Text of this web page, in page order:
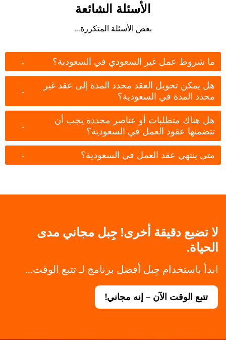
الأسئلة الشائعة
بعض الأسئلة المتكررة...
ما شروط عمل غير السعودي في السعودية؟ ↓
هل يمكن تحويل العقد محدد المدة إلى عقد غير
محدد المدة في السعودية؟
↓
هل هناك متطلبات أو عناصر محددة يجب أن
تتضمنها عقود العمل في السعودية؟
↓
متى ينتهي عقد العمل في السعودية؟ ↓
لا تضيع دقيقة أخرى! جِبل مجاني مدى
الحياة.
ابدأ باستخدام جِبل أفضل برنامج لـ تتبع الوقت...
تتبع الوقت الآن – إنه مجاني!